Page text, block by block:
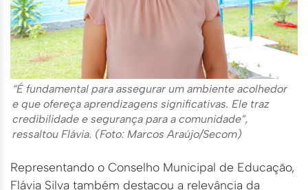
“É fundamental para assegurar um ambiente acolhedor
e que ofereça aprendizagens significativas. Ele traz
credibilidade e segurança para a comunidade”,
ressaltou Flávia. (Foto: Marcos Araújo/Secom)
Representando o Conselho Municipal de Educação,
Flávia Silva também destacou a relevância da